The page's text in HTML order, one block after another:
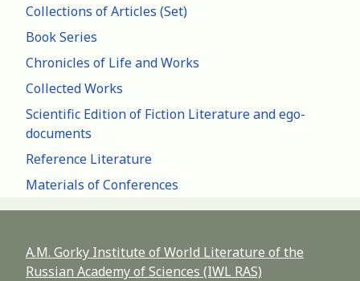
Collections of Articles (Set)
Book Series
Chronicles of Life and Works
Collected Works
Scientific Edition of Fiction Literature and ego-
documents
Reference Literature
Materials of Conferences
A.M. Gorky Institute of World Literature of the
Russian Academy of Sciences (IWL RAS)